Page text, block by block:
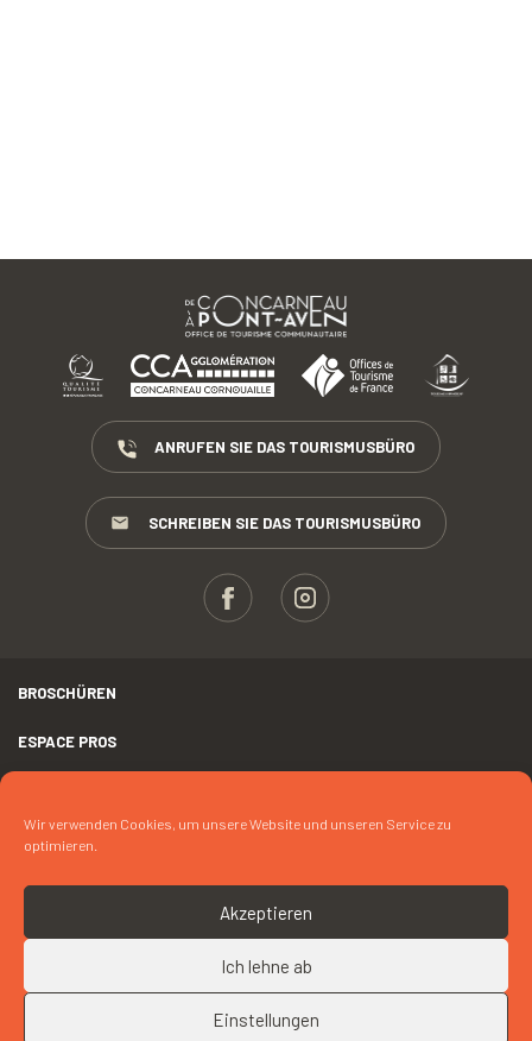
Wir verwenden Cookies, um unsere Website und unseren Service zu
optimieren.
Akzeptieren
Ich lehne ab
Einstellungen
KONTAKT « LA BELLE-ILOISE »
ANRUFEN SIE DAS TOURISMUSBÜRO
SCHREIBEN SIE DAS TOURISMUSBÜRO
BROSCHÜREN
ESPACE PROS
RECHTLICHER HINWEIS
FOTOKREDIT
COOKIES
NACH OBEN